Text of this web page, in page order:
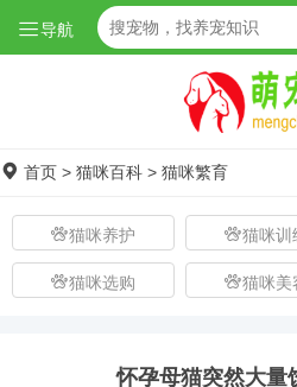
导航
首页 > 猫咪百科 > 猫咪繁育
猫咪养护 猫咪训
猫咪选购 猫咪美
怀孕母猫突然大量